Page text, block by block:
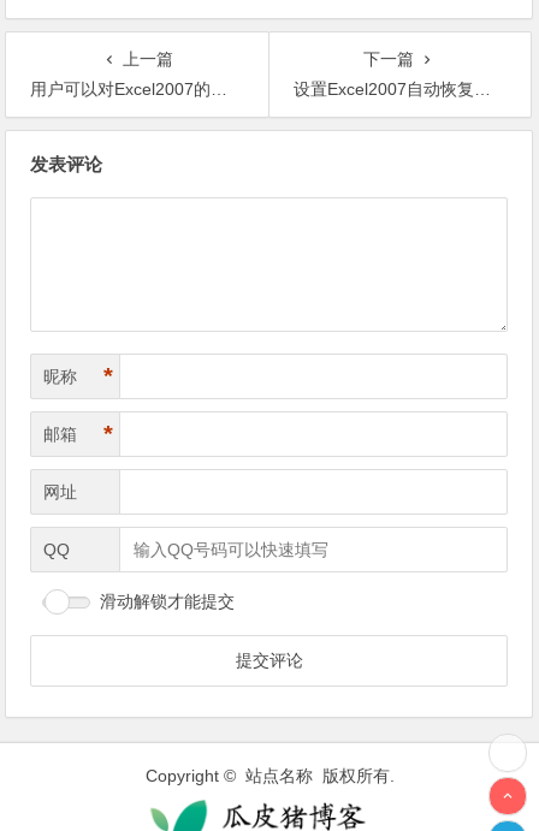
上一篇
用户可以对Excel2007的签名进行更改
下一篇
设置Excel2007自动恢复功能路径
发表评论
昵称 *
邮箱 *
网址
QQ
滑动解锁才能提交
Copyright © 站点名称 版权所有.